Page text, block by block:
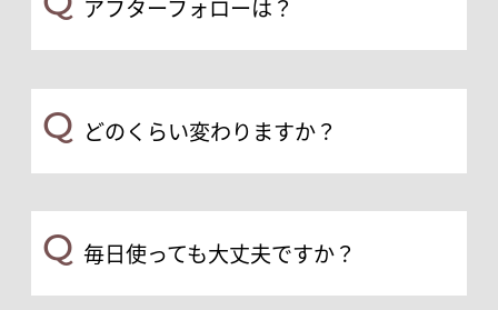
アフターフォローは？
Q どのくらい変わりますか？
Q 毎日使っても大丈夫ですか？